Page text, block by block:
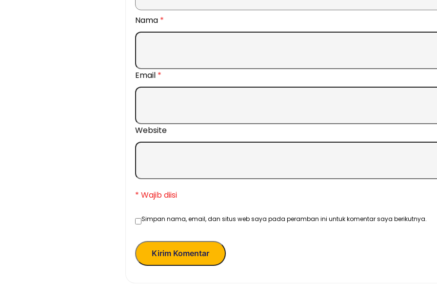
Nama *
Email *
Website
* Wajib diisi
Simpan nama, email, dan situs web saya pada peramban ini untuk komentar saya berikutnya.
Kirim Komentar